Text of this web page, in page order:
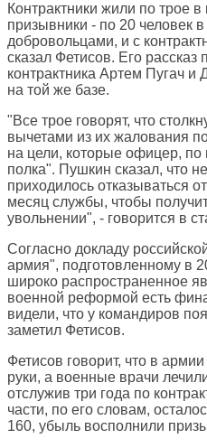
Контрактники жили по трое
призывники - по 20 человек
добровольцами, и с
сказал Фетисов. Его рассказ
контрактника Артем Пугач
на той же базе.
"Все трое говорят, что
вычетами из их жалования
на цели, которые офицер,
полка". Пушкин сказал, что
приходилось отказываться
месяц службы, чтобы
увольнении", - говорится в
Согласно докладу
армия", подготовленному в
широко распространенное
военной реформой есть
видели, что у командиров
заметил Фетисов.
Фетисов говорит, что в
руки, а военные врачи
отслужив три года по
части, по его словам,
160, убыль восполнили